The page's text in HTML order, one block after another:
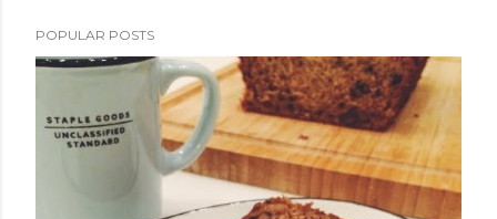
POPULAR POSTS